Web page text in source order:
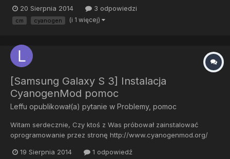
mając takie wersjie androida: Wymagana wersja 2.3.3, 2.3.4 lub
2.3.6. Ja niestety mam 2.3.5. Na stronie samsunga są...
20 Sierpnia 2014 3 odpowiedzi
cm cyanogen (i 1 więcej)
[Samsung Galaxy S 3] Instalacja
CyanogenMod pomoc
Leffu opublikował(a) pytanie w Problemy, pomoc
Witam serdecznie, Czy ktoś z Was próbował zainstalować
oprogramowanie przez stronę http://www.cyanogenmod.org/
efekt końcowy będzie taki sam jak w przypadku tej metody
19 Sierpnia 2014 1 odpowiedź